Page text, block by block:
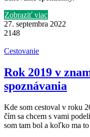
Zobraziť viac
27. septembra 2022
2148
Cestovanie
Rok 2019 v
spoznávania
Kde som cestoval v roku
čím sa chcem s vami
som tam bol a koľko ma